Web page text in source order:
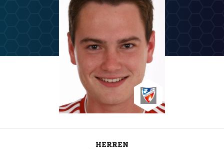
HERREN